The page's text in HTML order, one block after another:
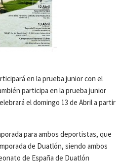
en la prueba junior con el
participa en la prueba junior
el domingo 13 de Abril a partir
para ambos deportistas, que
de Duatlón, siendo ambos
de España de Duatlón